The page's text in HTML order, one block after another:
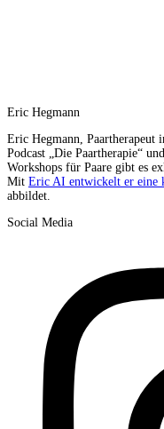
Eric Hegmann
Eric Hegmann, Paartherapeut
Podcast „Die Paartherapie“
Workshops für Paare gibt es
Mit Eric AI entwickelt er eine
abbildet.
Social Media